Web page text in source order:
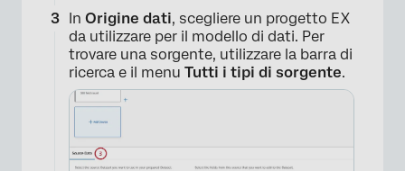
In Origine dati, scegliere un progetto EX
da utilizzare per il modello di dati. Per
trovare una sorgente, utilizzare la barra di
ricerca e il menu Tutti i tipi di sorgente.